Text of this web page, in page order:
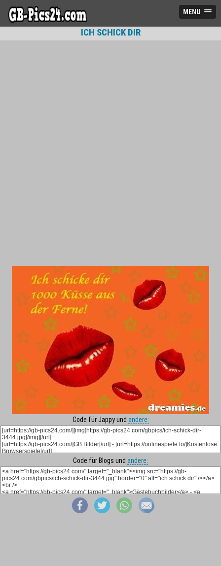
MENU
ICH SCHICK DIR
Code für Jappy und andere:
Code für Blogs und andere: